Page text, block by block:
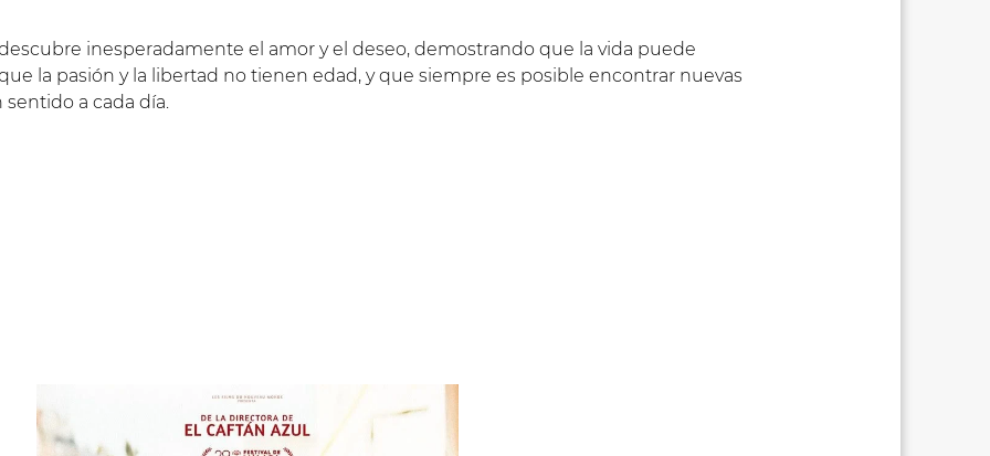
inesperadamente el amor y el deseo, demostrando que la vida puede
la pasión y la libertad no tienen edad, y que siempre es posible encontrar nuevas
a cada día.